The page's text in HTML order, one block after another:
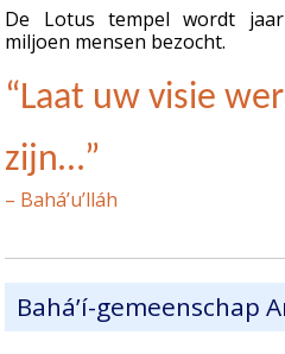
De Lotus tempel wordt
miljoen mensen bezocht.
“Laat uw visie
zijn…”
– Bahá’u’lláh
Bahá’í-gemeenschap